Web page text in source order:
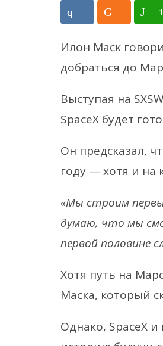
1
Илон Маск
добраться до
Выступая на
SpaceX будет
Он предсказал,
году — хотя и на
«Мы строим
думаю, что мы
первой половине
Хотя путь на
Маска, который
Однако, SpaceX